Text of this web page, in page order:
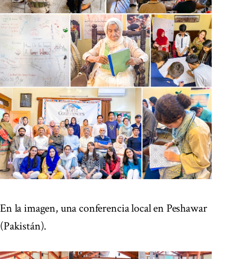
En la imagen, una conferencia local en Peshawar
(Pakistán).